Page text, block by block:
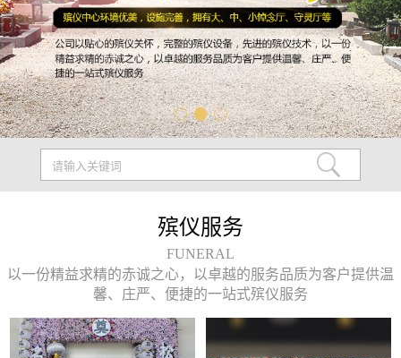
殡仪服务
FUNERAL
以一份精益求精的赤诚之心，以卓越的服务品质为客户提供温
馨、庄严、便捷的一站式殡仪服务